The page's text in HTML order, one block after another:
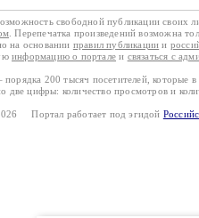
свободной публикации своих
. Перепечатка произведений возможна
на основании правил публикации и
информацию о портале и связаться с
200 тысяч посетителей,
две цифры: количество просмотров и
Портал работает под эгидой